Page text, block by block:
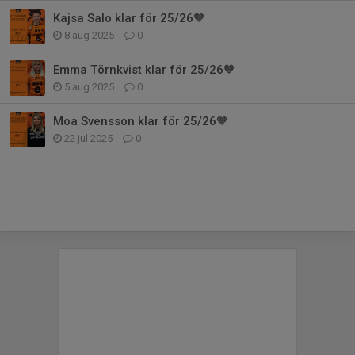
Kajsa Salo klar för 25/26🧡
8 aug 2025 0
Emma Törnkvist klar för 25/26🧡
5 aug 2025 0
Moa Svensson klar för 25/26🧡
22 jul 2025 0